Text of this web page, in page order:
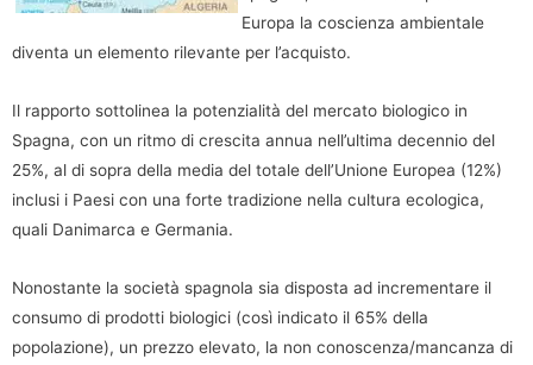
Europa la coscienza ambientale
diventa un elemento rilevante per l’acquisto.
Il rapporto sottolinea la potenzialità del mercato biologico in
Spagna, con un ritmo di crescita annua nell’ultima decennio del
25%, al di sopra della media del totale dell’Unione Europea (12%)
inclusi i Paesi con una forte tradizione nella cultura ecologica,
quali Danimarca e Germania.
Nonostante la società spagnola sia disposta ad incrementare il
consumo di prodotti biologici (così indicato il 65% della
popolazione), un prezzo elevato, la non conoscenza/mancanza di